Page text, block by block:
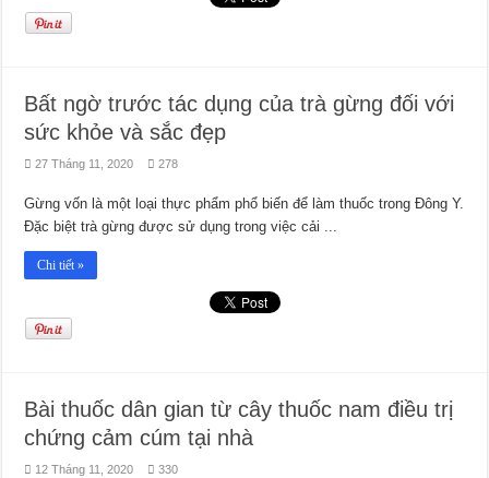
Bất ngờ trước tác dụng của trà gừng đối với
sức khỏe và sắc đẹp
27 Tháng 11, 2020 278
Gừng vốn là một loại thực phẩm phổ biến để làm thuốc trong Đông Y.
Đặc biệt trà gừng được sử dụng trong việc cải ...
Chi tiết »
Bài thuốc dân gian từ cây thuốc nam điều trị
chứng cảm cúm tại nhà
12 Tháng 11, 2020 330